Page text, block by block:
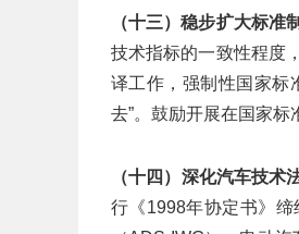
（十三）稳步扩大标准
技术指标的一致性程度
译工作，强制性国家标
去”。鼓励开展在国家标
（十四）深化汽车技术
行《1998年协定书》